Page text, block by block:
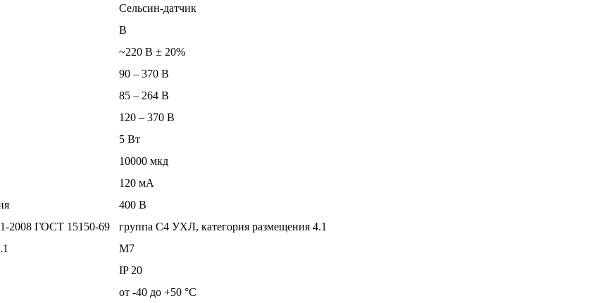
Сельсин-датчик
В
~220 В ± 20%
90 – 370 В
85 – 264 В
120 – 370 В
5 Вт
10000 мкд
120 мA
400 В
2008 ГОСТ 15150-69
группа С4 УХЛ, категория размещения 4.1
М7
IP 20
от -40 до +50 °С